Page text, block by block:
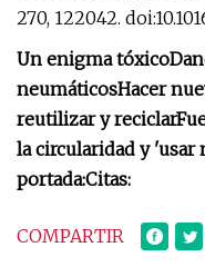
270, 122042.
Un enigma tóxico
neumáticosHacer
reutilizar y reciclar
la circularidad y 'usar
portada:Citas:
COMPARTIR